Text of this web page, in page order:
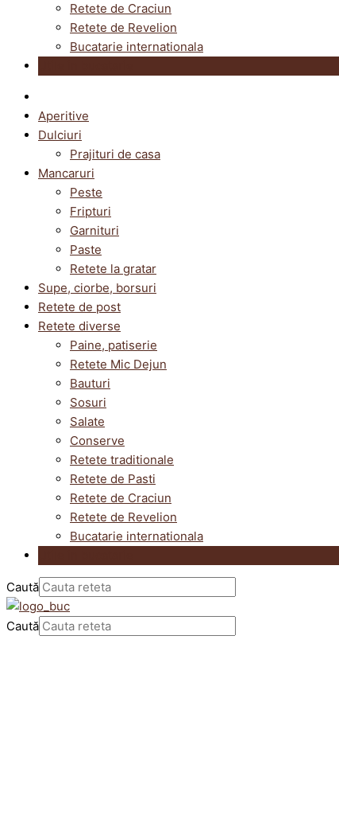
Retete de Craciun
Retete de Revelion
Bucatarie internationala
Aperitive
Dulciuri
Prajituri de casa
Mancaruri
Peste
Fripturi
Garnituri
Paste
Retete la gratar
Supe, ciorbe, borsuri
Retete de post
Retete diverse
Paine, patiserie
Retete Mic Dejun
Bauturi
Sosuri
Salate
Conserve
Retete traditionale
Retete de Pasti
Retete de Craciun
Retete de Revelion
Bucatarie internationala
Caută
Caută